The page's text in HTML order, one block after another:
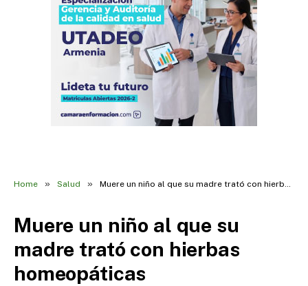
Home » Salud » Muere un niño al que su madre trató con hierbas homeopáticas
Muere un niño al que su
madre trató con hierbas
homeopáticas